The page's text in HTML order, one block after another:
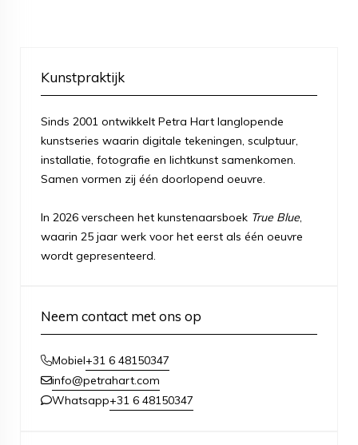
Kunstpraktijk
Sinds 2001 ontwikkelt Petra Hart langlopende
kunstseries waarin digitale tekeningen, sculptuur,
installatie, fotografie en lichtkunst samenkomen.
Samen vormen zij één doorlopend oeuvre.
In 2026 verscheen het kunstenaarsboek True Blue
waarin 25 jaar werk voor het eerst als één oeuvre
wordt gepresenteerd.
Neem contact met ons op
Mobiel+31 6 48150347
info@petrahart.com
Whatsapp+31 6 48150347